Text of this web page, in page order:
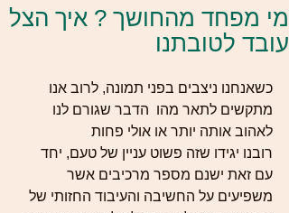
מי מפחד מהחושך ? איך הצל
עובד לטובתנו
כשאנחנו ניצבים בפני תמונה, לרוב אנו
מתקשים לתאר מהו  הדבר שגורם לנו
לאהוב אותה יותר או אולי פחות
רובנו יגידו שזה פשוט עניין של טעם, יחד
עם זאת ישנם מספר מרכיבים אשר
משפיעים על החשיבה והעיבוד החזותי של